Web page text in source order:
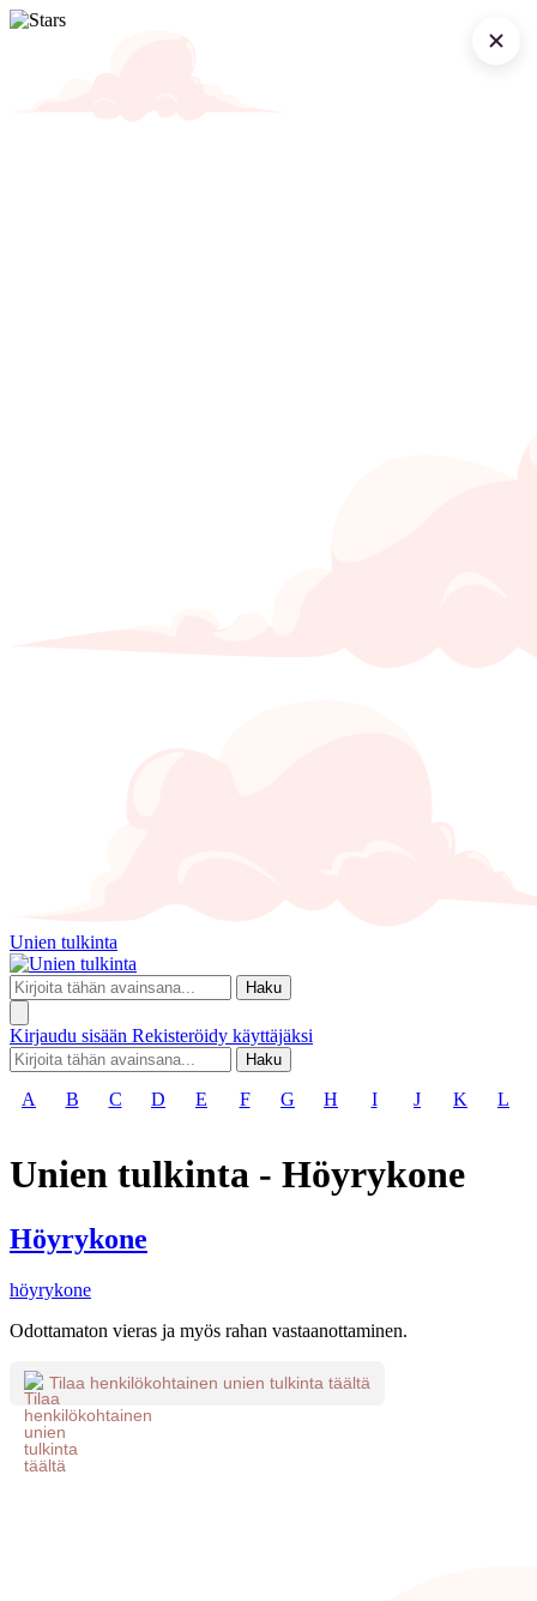
Unien tulkinta
Haku
Kirjaudu sisään Rekisteröidy käyttäjäksi
Haku
A B C D E F G H I J K L
Unien tulkinta - Höyrykone
Höyrykone
höyrykone
Odottamaton vieras ja myös rahan vastaanottaminen.
Tilaa henkilökohtainen unien tulkinta täältä